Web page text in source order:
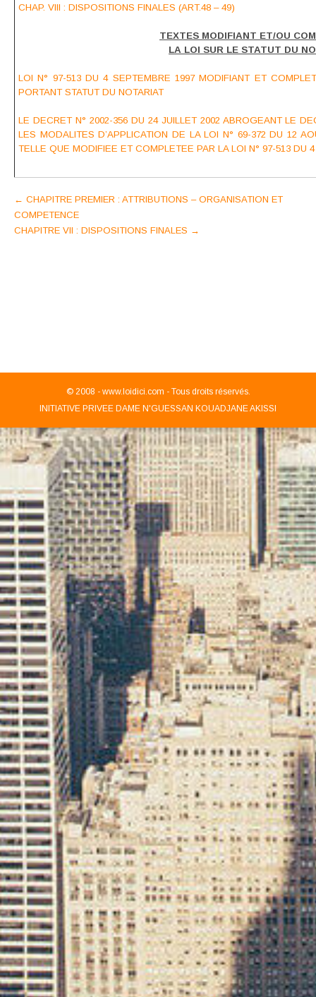
CHAP. VIII : DISPOSITIONS FINALES (ART.48 – 49)
TEXTES MODIFIANT ET/OU
LA LOI SUR LE STATUT DU
LOI N° 97-513 DU 4 SEPTEMBRE 1997 MODIFIANT ET
PORTANT STATUT DU NOTARIAT
LE DECRET N° 2002-356 DU 24 JUILLET 2002 ABROGEANT LE
LES MODALITES D’APPLICATION DE LA LOI N° 69-372 DU 12
TELLE QUE MODIFIEE ET COMPLETEE PAR LA LOI N° 97-513 DU
Post
navigation
← CHAPITRE PREMIER : ATTRIBUTIONS – ORGANISATION ET
COMPETENCE
CHAPITRE VII : DISPOSITIONS FINALES →
© 2008 - www.loidici.com - Tous droits réservés.
INITIATIVE PRIVEE DAME N'GUESSAN KOUADJANE AKISSI